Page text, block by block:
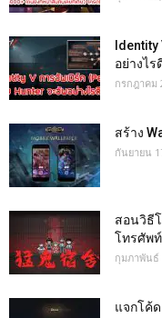
อย่างไร
กรกฎาคม
สร้าง
กันยายน
สอนวิธี
โทรศัพ
กุมภาพันธ์
แจกโค้